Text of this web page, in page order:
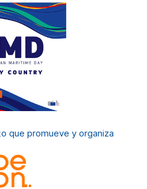
que promueve y organiza